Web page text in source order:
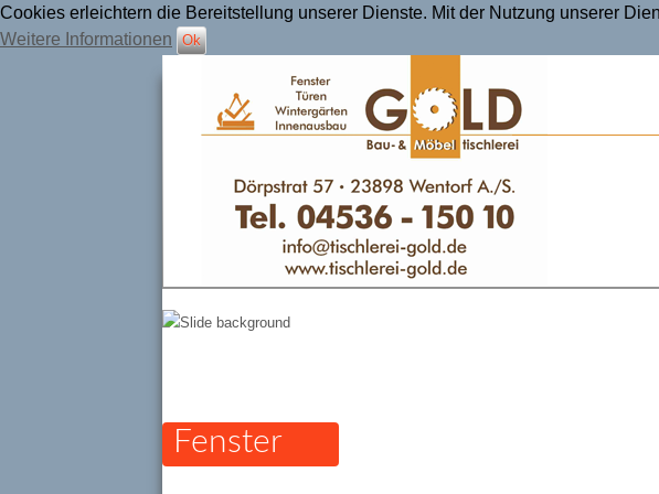
Cookies erleichtern die Bereitstellung unserer Dienste. Mit der Nutzung unserer
Weitere Informationen
Ok
Fenster